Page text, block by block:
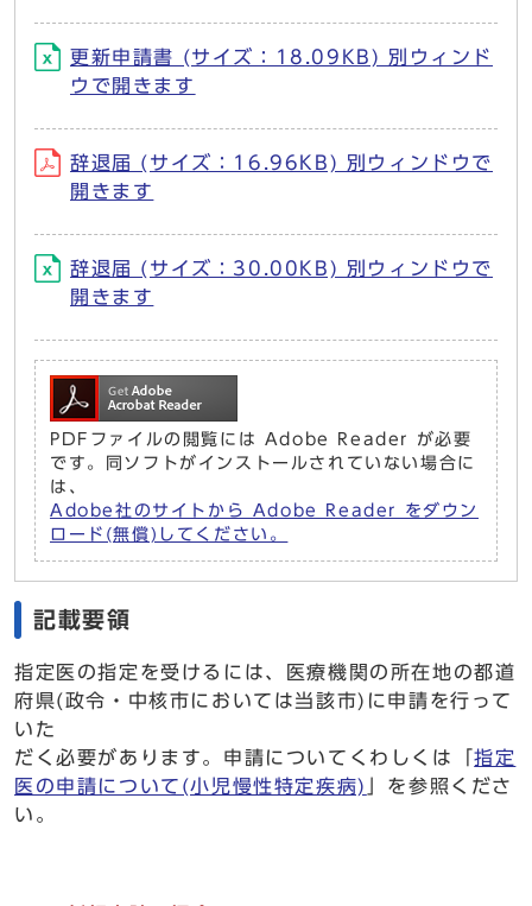
更新申請書 (サイズ：18.09KB) 別ウィンド
ウで開きます
辞退届 (サイズ：16.96KB) 別ウィンドウで
開きます
辞退届 (サイズ：30.00KB) 別ウィンドウで
開きます
PDFファイルの閲覧には Adobe Reader が必要
です。同ソフトがインストールされていない場合に
は、
Adobe社のサイトから Adobe Reader をダウン
ロード(無償)してください。
記載要領
指定医の指定を受けるには、医療機関の所在地の都道
府県(政令・中核市においては当該市)に申請を行って
いた
だく必要があります。申請についてくわしくは「指定
医の申請について(小児慢性特定疾病)
」を参照くださ
い。